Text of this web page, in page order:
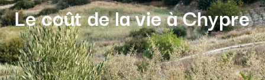
Le coût de la vie à Chypre